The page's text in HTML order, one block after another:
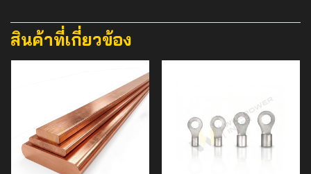
สินค้าที่เกี่ยวข้อง